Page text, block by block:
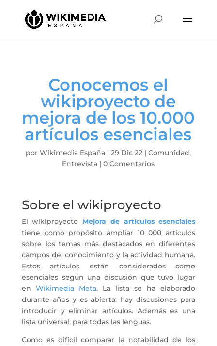
Conocemos el
wikiproyecto de
mejora de los 10.000
artículos esenciales
porWikimedia España |29 Dic 22 |Comunidad,
Entrevista |0 Comentarios
Sobre el wikiproyecto
El wikiproyecto Mejora de artículos esenciales
tiene como propósito ampliar 10 000 artículos
sobre los temas más destacados en diferentes
campos del conocimiento y la actividad humana.
Estos artículos están considerados como
esenciales según una discusión que tuvo lugar
en Wikimedia Meta. La lista se ha elaborado
durante años y es abierta: hay discusiones para
introducir y eliminar artículos. Además es una
lista universal, para todas las lenguas.
Como es difícil comparar la notabilidad de los